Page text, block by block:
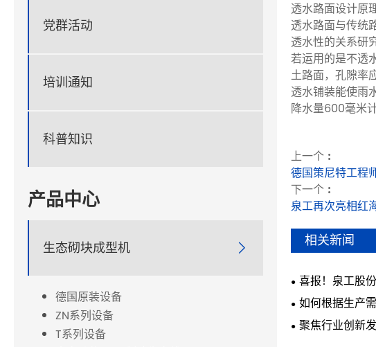
党群活动
培训通知
科普知识
产品中心
生态砌块成型机 
德国原装设备
ZN系列设备
T系列设备
透水路面设计原
透水路面与传统
透水性的关系研
若运用的是不透
土路面，孔隙率
透水铺装能使雨
降水量600毫米
上一个 :
德国策尼特工程
下一个 :
泉工再次亮相红
相关新闻
喜报！泉工股
如何根据生产
聚焦行业创新